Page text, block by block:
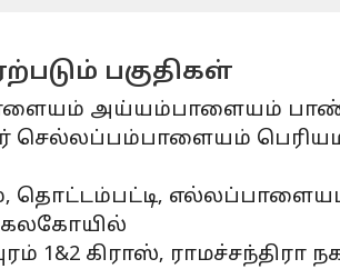
பகுதிகள்
அய்யம்பாளையம்
1&2 கிராஸ்,